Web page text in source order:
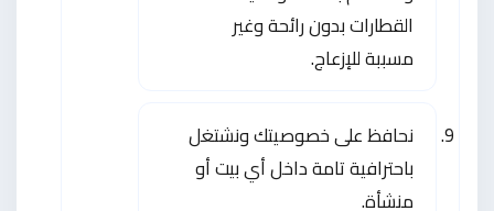
القطارات بدون رائحة وغير
مسببة للإزعاج.
نحافظ على خصوصيتك ونشتغل
باحترافية تامة داخل أي بيت أو
منشأة.